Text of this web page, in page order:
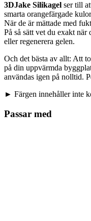
3DJake Silikagel ser till
smarta orangefärgade
När de är mättade med
På så sätt vet du exakt
eller regenerera gelen.
Och det bästa av allt: Att
på din uppvärmda
användas igen på nolltid.
► Färgen innehåller inte
Passar med